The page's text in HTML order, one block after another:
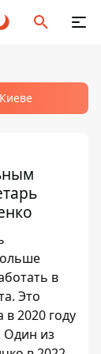
в
Это
в 2020 году
Один из